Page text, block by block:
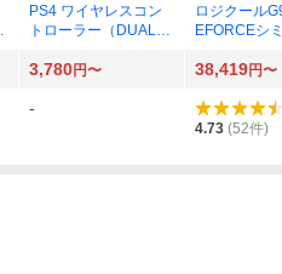
PS4 ワイヤレスコン
トローラー（DUALS
ー・ホワイト CUH-Z
ロジクール
EFORCEシ
イール
3,780円〜 38,419円〜
-
4.73 (52件)